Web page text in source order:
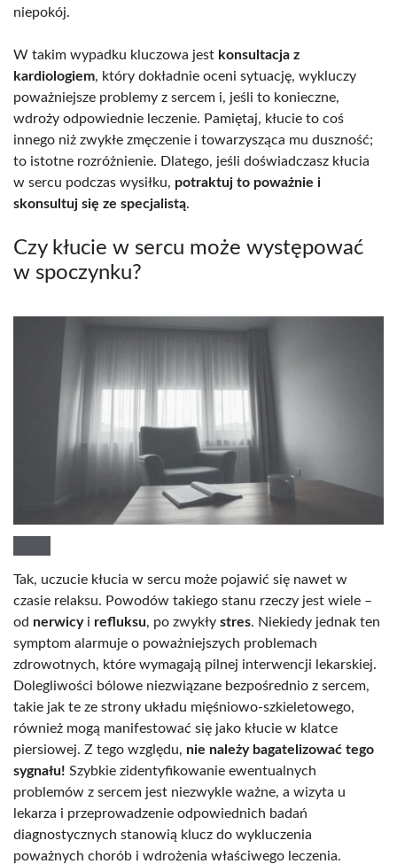
niepokój.
W takim wypadku kluczowa jest konsultacja z
kardiologiem, który dokładnie oceni sytuację, wykluczy
poważniejsze problemy z sercem i, jeśli to konieczne,
wdroży odpowiednie leczenie. Pamiętaj, kłucie to coś
innego niż zwykłe zmęczenie i towarzysząca mu duszność;
to istotne rozróżnienie. Dlatego, jeśli doświadczasz kłucia
w sercu podczas wysiłku, potraktuj to poważnie i
skonsultuj się ze specjalistą.
Czy kłucie w sercu może występować
w spoczynku?
Tak, uczucie kłucia w sercu może pojawić się nawet w
czasie relaksu. Powodów takiego stanu rzeczy jest wiele –
od nerwicyi refluksu, po zwykły stres. Niekiedy jednak ten
symptom alarmuje o poważniejszych problemach
zdrowotnych, które wymagają pilnej interwencji lekarskiej.
Dolegliwości bólowe niezwiązane bezpośrednio z sercem,
takie jak te ze strony układu mięśniowo-szkieletowego,
również mogą manifestować się jako kłucie w klatce
piersiowej. Z tego względu, nie należy bagatelizować tego
sygnału! Szybkie zidentyfikowanie ewentualnych
problemów z sercem jest niezwykle ważne, a wizyta u
lekarza i przeprowadzenie odpowiednich badań
diagnostycznych stanowią klucz do wykluczenia
poważnych chorób i wdrożenia właściwego leczenia.